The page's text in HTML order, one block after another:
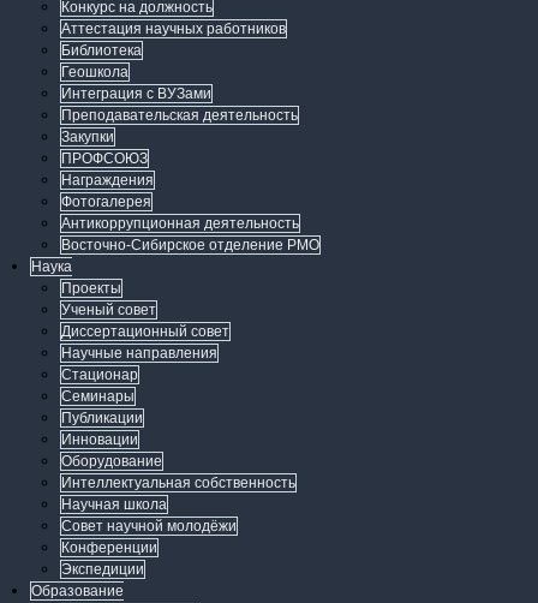
Конкурс на должность
Аттестация научных работников
Библиотека
Геошкола
Интеграция с ВУЗами
Преподавательская деятельность
Закупки
ПРОФСОЮЗ
Награждения
Фотогалерея
Антикоррупционная деятельность
Восточно-Сибирское отделение РМО
Наука
Проекты
Ученый совет
Диссертационный совет
Научные направления
Стационар
Семинары
Публикации
Инновации
Оборудование
Интеллектуальная собственность
Научная школа
Совет научной молодёжи
Конференции
Экспедиции
Образование